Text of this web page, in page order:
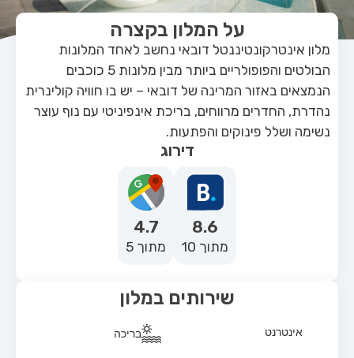
על המלון בקצרה
מלון אינטרקונטיננטל דובאי נחשב לאחד המלונות
הבולטים והפופולריים ביותר מבין מלונות 5 כוכבים
הנמצאים באזור המרינה של דובאי – יש בו חוויה קולינרית
נהדרת, החדרים מרווחים, בריכת אינפיניטי עם נוף עוצר
נשימה ושלל פינוקים והפתעות.
דירוג
8.6
מתוך 10
4.7
מתוך 5
שירותים במלון
אינטרנט בריכה